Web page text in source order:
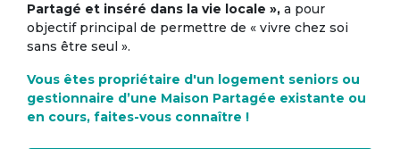
Partagé et inséré dans la vie locale », a pour
objectif principal de permettre de « vivre chez soi
sans être seul ».
Vous êtes propriétaire d'un logement seniors ou
gestionnaire d’une Maison Partagée existante ou
en cours, faites-vous connaître !